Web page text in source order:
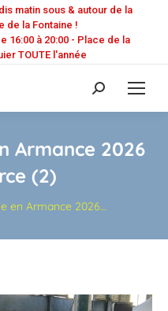
matin sous & autour de la
de la Fontaine !
16:00 à 20:00 - Place de la
TOUTE l'année
Recherche
:
Armance 2026
(2)
en Armance 2026…